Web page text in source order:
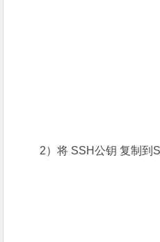
2）将 SSH公钥 复制到